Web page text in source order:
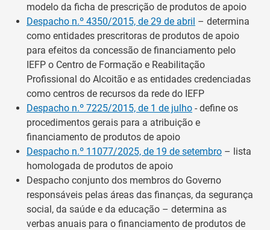
modelo da ficha de prescrição de produtos de apoio
Despacho n.º 4350/2015, de 29 de abril – determina
como entidades prescritoras de produtos de apoio
para efeitos da concessão de financiamento pelo
IEFP o Centro de Formação e Reabilitação
Profissional do Alcoitão e as entidades credenciadas
como centros de recursos da rede do IEFP
Despacho n.º 7225/2015, de 1 de julho - define os
procedimentos gerais para a atribuição e
financiamento de produtos de apoio
Despacho n.º 11077/2025, de 19 de setembro – lista
homologada de produtos de apoio
Despacho conjunto dos membros do Governo
responsáveis pelas áreas das finanças, da segurança
social, da saúde e da educação – determina as
verbas anuais para o financiamento de produtos de